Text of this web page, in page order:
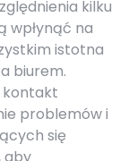
kilku
wpłynąć na
istotna
biurem.
kontakt
problemów i
się